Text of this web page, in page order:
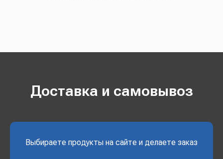
Доставка и самовывоз
Выбираете продукты на сайте и делаете заказ